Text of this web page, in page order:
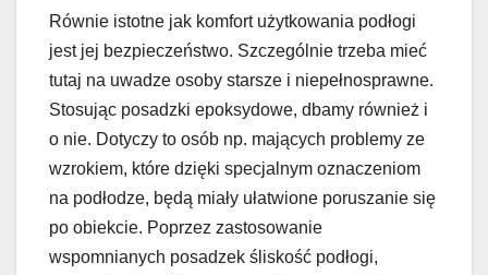
Równie istotne jak komfort użytkowania podłogi
jest jej bezpieczeństwo. Szczególnie trzeba mieć
tutaj na uwadze osoby starsze i niepełnosprawne.
Stosując posadzki epoksydowe, dbamy również i
o nie. Dotyczy to osób np. mających problemy ze
wzrokiem, które dzięki specjalnym oznaczeniom
na podłodze, będą miały ułatwione poruszanie się
po obiekcie. Poprzez zastosowanie
wspomnianych posadzek śliskość podłogi,